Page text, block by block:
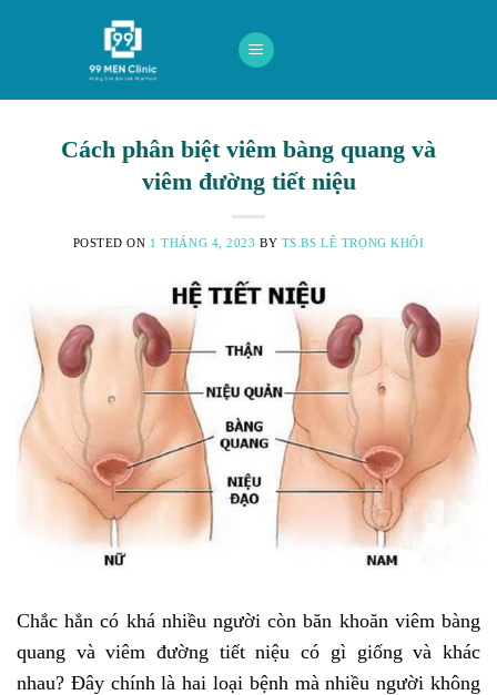
Cách phân biệt viêm bàng quang và
viêm đường tiết niệu
POSTED ON 1 THÁNG 4, 2023 BY TS.BS LÊ TRỌNG KHÔI
Chắc hẳn có khá nhiều người còn băn khoăn viêm bàng
quang và viêm đường tiết niệu có gì giống và khác
nhau? Đây chính là hai loại bệnh mà nhiều người không